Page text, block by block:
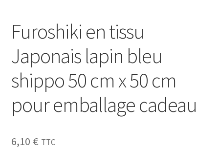
#6710 (pas de titre)
Furoshiki en tissu
Japonais lapin bleu
shippo 50 cm x 50 cm
pour emballage cadeau
6,10 € TTC